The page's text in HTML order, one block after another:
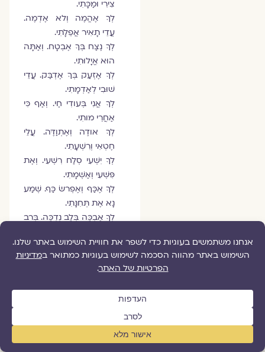
צִירִי וּמַכָּתִי.
לְךָ אֶהֱמֶה וְלא אֶדְמֶה.
עֲדֵי תָאִיר אֲפֵלָתִי.
לְךָ נֶצַח בְּךָ אֶבְטָח. וְאַתָּה
הוּא אֱיָלוּתִי.
לְךָ אֶזְעַק בְּךָ אֶדְבַּק. עֲדֵי
שׁוּבִי לְאַדְמָתִי.
לְךָ אֲנִי בְּעודִי חַי. וְאַף כִּי
אַחֲרֵי מותִי.
לְךָ אודֶה וְאֶתְוַדֶּה. עֲלֵי
חֶטְאִי וְרִשְׁעָתִי.
לְךָ יִשְׁעִי סְלַח רִשְׁעִי. וְאֶת
פִּשְׁעִי וְאַשְׁמָתִי.
לְךָ אֶכַּף וְאֶפְרשׂ כַּף. שְׁמַע
נָא אֶת תְּחִנָּתִי.
לְךָ אֶבְכֶּה בְּלֵב נִדְכֶּה. בְּרב
לְךָ חֶסֶד לְךָ חֶמְלָה. חֲמול
עַל כָּל תְּלָאותִי.
מילותיו של רבי אברהם
אבן עזרא, בביצועו של
של